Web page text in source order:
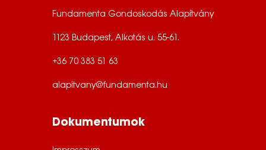
Fundamenta Gondoskodás Alapítvány
1123 Budapest, Alkotás u. 55-61.
+36 70 383 51 63
alapitvany@fundamenta.hu
Dokumentumok